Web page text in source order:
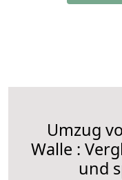
Umzug
Walle :
und